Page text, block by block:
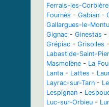
Ferrals-les-
Fournès - Gabian -
Gallargues-le-
Gignac - Ginestas -
Grépiac - Grisolles -
Labastide-Saint-
Masmolène - La
Lanta - Lattes -
Layrac-sur-Tarn -
Lespignan -
Luc-sur-Orbieu -